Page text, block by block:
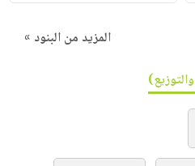
المزيد من البنود »